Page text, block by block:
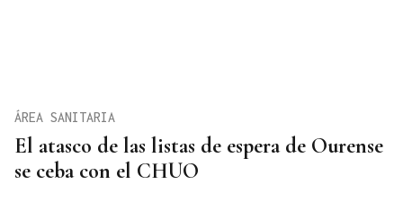
El atasco de las listas de espera de Ourense
se ceba con el CHUO
ÁREA SANITARIA